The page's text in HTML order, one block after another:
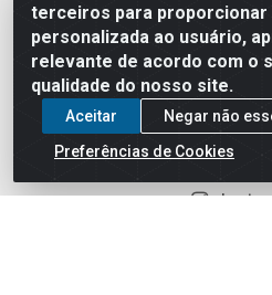
terceiros para proporcionar
personalizada ao usuário,
relevante de acordo com o
qualidade do nosso site.
Aceitar
Negar não
Preferências de Cookies
(11)
Horário de
07:30h
Redes